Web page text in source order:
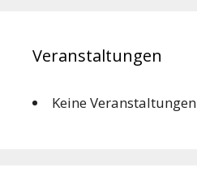
Veranstaltungen
Keine Veranstaltungen